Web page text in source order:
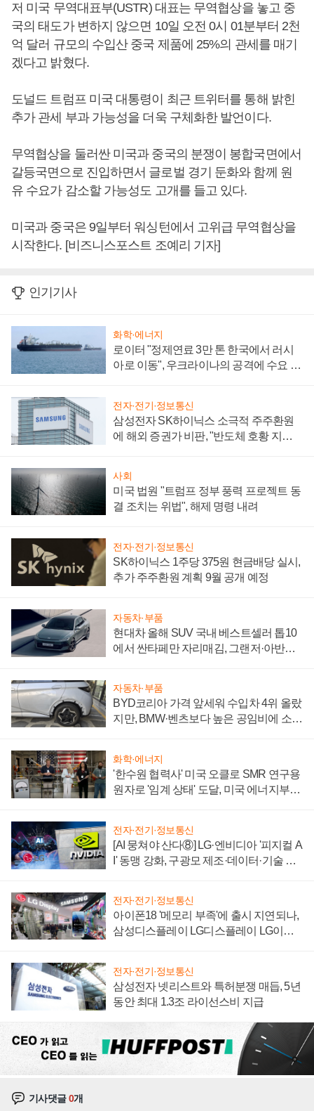
저 미국 무역대표부(USTR) 대표는 무역협상을 놓고 중
국의 태도가 변하지 않으면 10일 오전 0시 01분부터 2천
억 달러 규모의 수입산 중국 제품에 25%의 관세를 매기
겠다고 밝혔다.
도널드 트럼프 미국 대통령이 최근 트위터를 통해 밝힌
추가 관세 부과 가능성을 더욱 구체화한 발언이다.
무역협상을 둘러싼 미국과 중국의 분쟁이 봉합국면에서
갈등국면으로 진입하면서 글로벌 경기 둔화와 함께 원
유 수요가 감소할 가능성도 고개를 들고 있다.
미국과 중국은 9일부터 워싱턴에서 고위급 무역협상을
시작한다. [비즈니스포스트 조예리 기자]
인기기사
화학·에너지
로이터 "정제연료 3만 톤 한국에서 러시
아로 이동", 우크라이나의 공격에 수요 늘
전자·전기·정보통신
삼성전자 SK하이닉스 소극적 주주환원
에 해외 증권가 비판, "반도체 호황 지속
사회
미국 법원 "트럼프 정부 풍력 프로젝트 동
결 조치는 위법", 해제 명령 내려
전자·전기·정보통신
SK하이닉스 1주당 375원 현금배당 실시,
추가 주주환원 계획 9월 공개 예정
자동차·부품
현대차 올해 SUV 국내 베스트셀러 톱10
에서 싼타페만 자리매김, 그랜저·아반떼
자동차·부품
BYD코리아 가격 앞세워 수입차 4위 올랐
지만, BMW·벤츠보다 높은 공임비에 소비
화학·에너지
'한수원 협력사' 미국 오클로 SMR 연구용
원자로 '임계 상태' 도달, 미국 에너지부
전자·전기·정보통신
[AI 뭉쳐야 산다⑧] LG·엔비디아 '피지컬 A
I' 동맹 강화, 구광모 제조·데이터·기술 결
전자·전기·정보통신
아이폰18 '메모리 부족'에 출시 지연되나,
삼성디스플레이 LG디스플레이 LG이노
전자·전기·정보통신
삼성전자 넷리스트와 특허분쟁 매듭, 5년
동안 최대 1.3조 라이선스비 지급
기사댓글0개